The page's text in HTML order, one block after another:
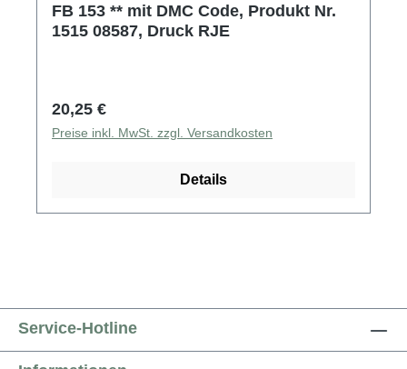
FB 153 ** mit DMC Code, Produkt Nr.
1515 08587, Druck RJE
Regulärer Preis:
20,25 €
Preise inkl. MwSt. zzgl. Versandkosten
Details
Service-Hotline